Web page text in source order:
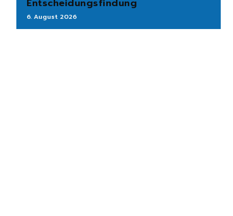
Entscheidungsfindung
6. August 2026